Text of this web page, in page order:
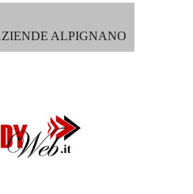
ALPIGNANO